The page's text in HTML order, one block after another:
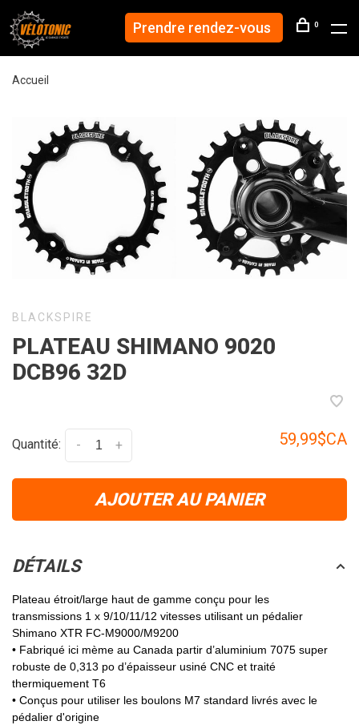
Prendre rendez-vous 0
Accueil
BLACKSPIRE
PLATEAU SHIMANO 9020
DCB96 32D
Quantité: +
- 59,99$CA
AJOUTER AU PANIER
DÉTAILS
Plateau étroit/large haut de gamme conçu pour les
transmissions 1 x 9/10/11/12 vitesses utilisant un pédalier
Shimano XTR FC-M9000/M9200
• Fabriqué ici mème au Canada partir d’aluminium 7075 super
robuste de 0,313 po d’épaisseur usiné CNC et traité
thermiquement T6
• Conçus pour utiliser les boulons M7 standard livrés avec le
pédalier d'origine